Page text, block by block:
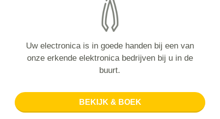
Uw electronica is in goede handen bij een van
onze erkende elektronica bedrijven bij u in de
buurt.
BEKIJK & BOEK